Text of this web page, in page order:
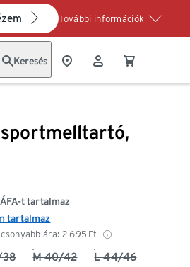
További információk
Keresés
ára: 2 695 Ft
ÁFA-t tartalmaz
tartalmaz
38 M 40/42 L 44/46